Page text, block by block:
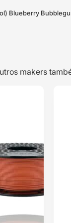
Blueberry
makers
com5.00
5 com base
em5
classificações
de clientes
16,40